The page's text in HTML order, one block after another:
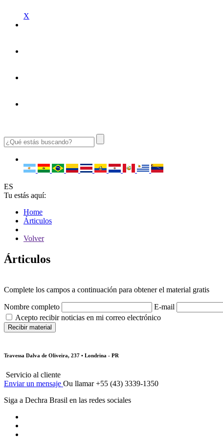
X
ES
Tu estás aquí:
Home
Árticulos
Volver
Árticulos
Complete los campos a continuación para obtener el material gratis
Nombre completo E-mail
Acepto recibir noticias en mi correo electrónico
Travessa Dalva de Oliveira, 237 • Londrina - PR
Servicio al cliente
Enviar un mensaje Ou llamar +55 (43) 3339-1350
Siga a Dechra Brasil en las redes sociales